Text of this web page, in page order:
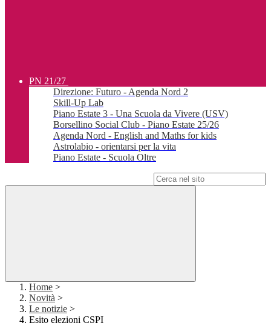
PN 21/27
Direzione: Futuro - Agenda Nord 2
Skill-Up Lab
Piano Estate 3 - Una Scuola da Vivere (USV)
Borsellino Social Club - Piano Estate 25/26
Agenda Nord - English and Maths for kids
Astrolabio - orientarsi per la vita
Piano Estate - Scuola Oltre
Home >
Novità >
Le notizie >
Esito elezioni CSPI